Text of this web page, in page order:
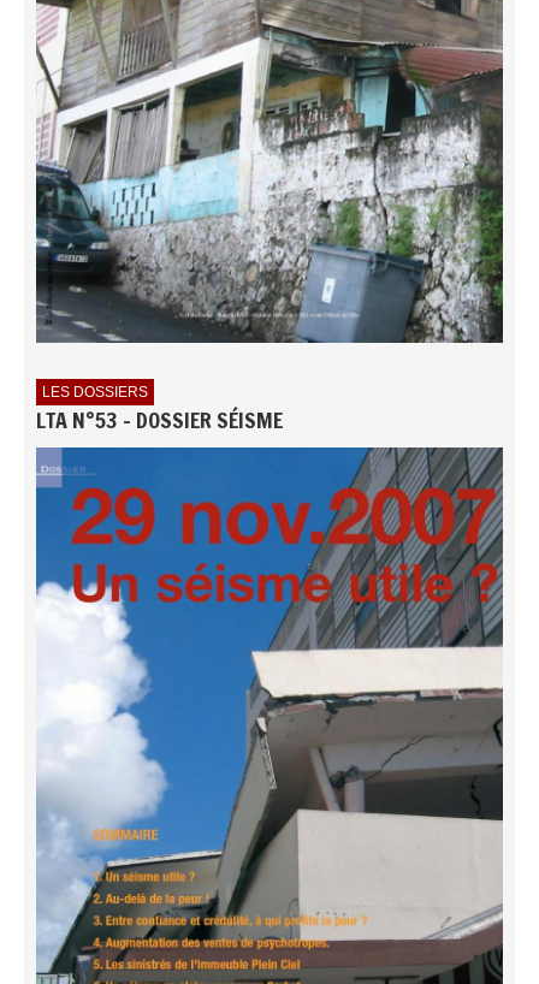
LES DOSSIERS
LTA N°53 - DOSSIER SÉISME